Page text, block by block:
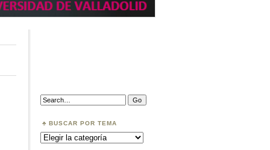
Search:
BUSCAR POR TEMA
Buscar
por